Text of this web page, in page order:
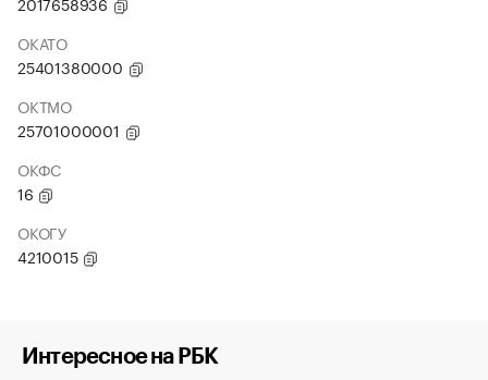
ОКАТО
25401380000
ОКТМО
25701000001
ОКФС
16
ОКОГУ
4210015
Интересное на РБК